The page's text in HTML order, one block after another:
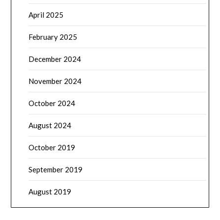
April 2025
February 2025
December 2024
November 2024
October 2024
August 2024
October 2019
September 2019
August 2019